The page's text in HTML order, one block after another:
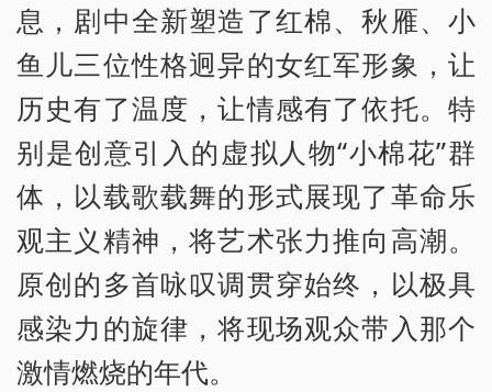
息，剧中全新塑造了红棉、秋雁、小
鱼儿三位性格迥异的女红军形象，让
历史有了温度，让情感有了依托。特
别是创意引入的虚拟人物“小棉花”群
体，以载歌载舞的形式展现了革命乐
观主义精神，将艺术张力推向高潮。
原创的多首咏叹调贯穿始终，以极具
感染力的旋律，将现场观众带入那个
激情燃烧的年代。